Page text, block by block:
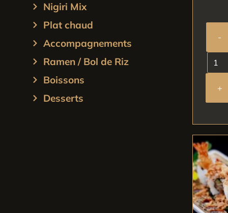
Nigiri Mix
Plat chaud
Accompagnements
Ramen / Bol de Riz
Boissons
Desserts
-
+